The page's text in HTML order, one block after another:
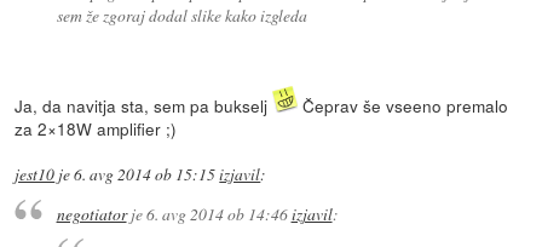
sem že zgoraj dodal slike kako izgleda
Ja, da navitja sta, sem pa bukselj
Čeprav še vseeno premalo
za 2×18W amplifier ;)
jest10 je6. avg 2014 ob 15:15izjavil:
negotiatorje6. avg 2014 ob 14:46izjavil: